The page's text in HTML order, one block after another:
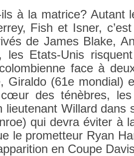
ils à la mat­rice?
Fish et Isner,
de James Blake,
les Etats-Unis
face à
Giral­do (61e mon­di­al)
des ténèbres,
li­eutenant Wil­lard dans
qui devra éviter à
le pro­met­teur Ryan
en Coupe